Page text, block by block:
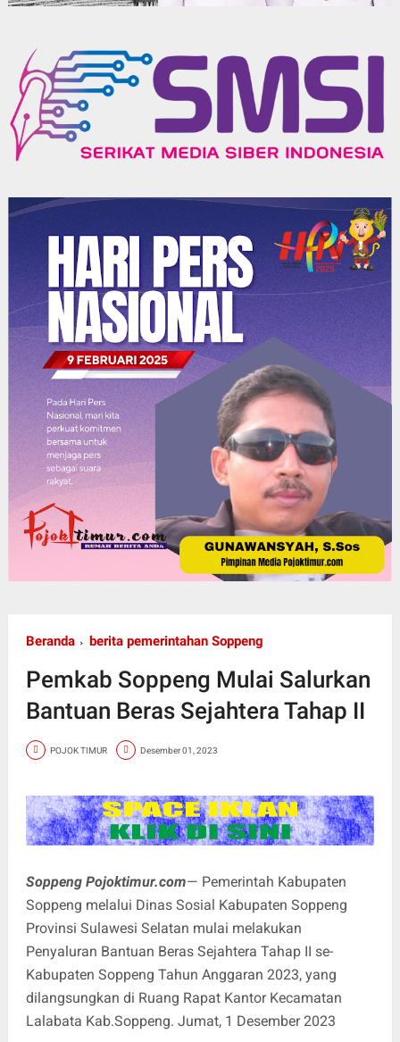
Beranda berita pemerintahan Soppeng
Pemkab Soppeng Mulai Salurkan
Bantuan Beras Sejahtera Tahap II
POJOK TIMUR Desember 01, 2023
Soppeng Pojoktimur.com— Pemerintah Kabupaten
Soppeng melalui Dinas Sosial Kabupaten Soppeng
Provinsi Sulawesi Selatan mulai melakukan
Penyaluran Bantuan Beras Sejahtera Tahap II se-
Kabupaten Soppeng Tahun Anggaran 2023, yang
dilangsungkan di Ruang Rapat Kantor Kecamatan
Lalabata Kab.Soppeng. Jumat, 1 Desember 2023